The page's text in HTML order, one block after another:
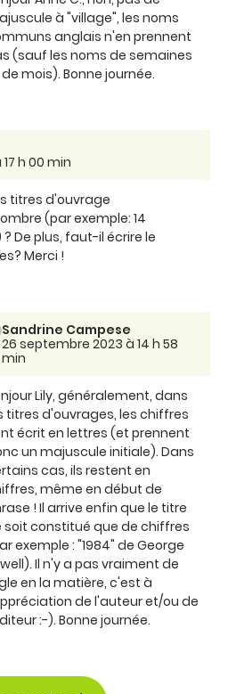
à "village", les noms
anglais n'en prennent
(sauf les noms de semaines
mois). Bonne journée.
h 00 min
titres d'ouvrage
(par exemple: 14
De plus, faut-il écrire le
Merci !
Sandrine Campese
26 septembre 2023 à 14 h 58
min
Lily, généralement, dans
titres d'ouvrages, les chiffres
écrit en lettres (et prennent
un majuscule initiale). Dans
cas, ils restent en
même en début de
! Il arrive enfin que le titre
soit constitué que de chiffres
exemple : "1984" de George
Il n'y a pas vraiment de
en la matière, c'est à
de l'auteur et/ou de
:-). Bonne journée.